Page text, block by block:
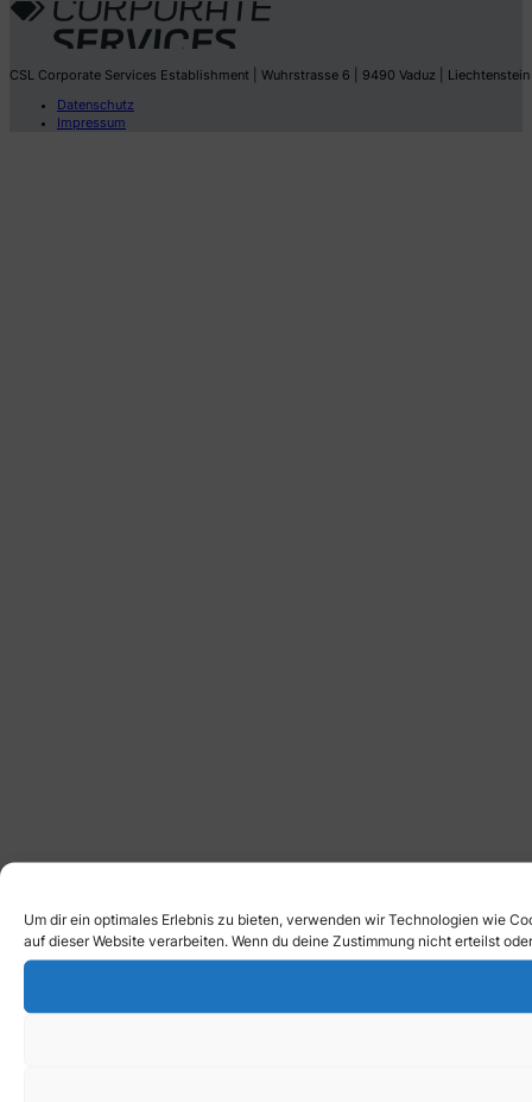
Um dir ein optimales Erlebnis zu bieten, verwenden wir Technologien wie
auf dieser Website verarbeiten. Wenn du deine Zustimmung nicht erteilst
CSL Corporate Services Establishment | Wuhrstrasse 6 | 9490 Vaduz | Liechtenstein
Datenschutz
Impressum